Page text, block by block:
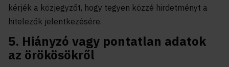
kérjék a közjegyzőt, hogy tegyen közzé hirdetményt a
hitelezők jelentkezésére.
5. Hiányzó vagy pontatlan adatok
az örökösökről